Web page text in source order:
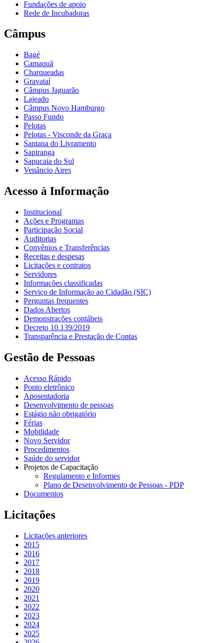
Fundações de apoio
Rede de Incubadoras
Câmpus
Bagé
Camaquã
Charqueadas
Gravataí
Câmpus Jaguarão
Lajeado
Câmpus Novo Hamburgo
Passo Fundo
Pelotas
Pelotas - Visconde da Graça
Santana do Livramento
Sapiranga
Sapucaia do Sul
Venâncio Aires
Acesso à Informação
Institucional
Ações e Programas
Participação Social
Auditorias
Convênios e Transferências
Receitas e despesas
Licitações e contratos
Servidores
Informações classificadas
Serviço de Informação ao Cidadão (SIC)
Perguntas frequentes
Dados Abertos
Demonstrações contábeis
Decreto 10.139/2019
Transparência e Prestação de Contas
Gestão de Pessoas
Acesso Rápido
Ponto eletrônico
Aposentadoria
Desenvolvimento de pessoas
Estágio não obrigatório
Férias
Mobilidade
Novo Servidor
Procedimentos
Saúde do servidor
Projetos de Capacitação
Regulamento e Informes
Plano de Desenvolvimento de Pessoas - PDP
Documentos
Licitações
Licitações anteriores
2015
2016
2017
2018
2019
2020
2021
2022
2023
2024
2025